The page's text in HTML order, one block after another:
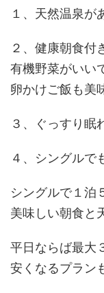
１、天然温泉が
２、健康朝食付
有機野菜がいい
卵かけご飯も美
３、ぐっすり眠
４、シングルで
シングルで１泊
美味しい朝食と
平日ならば最大
安くなるプラン